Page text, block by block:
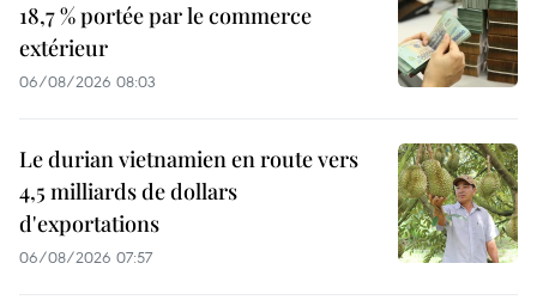
18,7 % portée par le commerce
extérieur
06/08/2026 08:03
Le durian vietnamien en route vers
4,5 milliards de dollars
d'exportations
06/08/2026 07:57